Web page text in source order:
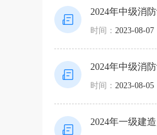
2024年中级消
时间： 2023-08-07
2024年中级消
时间： 2023-08-05
2024年一级建